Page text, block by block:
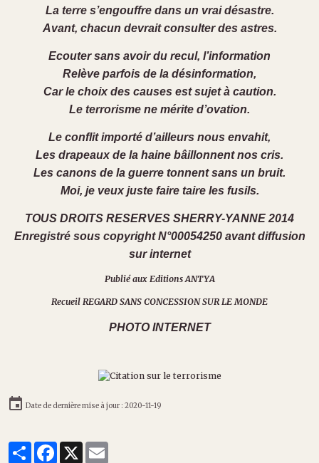
La terre s’engouffre dans un vrai désastre.
Avant, chacun devrait consulter des astres.
Ecouter sans avoir du recul, l’information
Relève parfois de la désinformation,
Car le choix des causes est sujet à caution.
Le terrorisme ne mérite d’ovation.
Le conflit importé d’ailleurs nous envahit,
Les drapeaux de la haine bâillonnent nos cris.
Les canons de la guerre tonnent sans un bruit.
Moi, je veux juste faire taire les fusils.
TOUS DROITS RESERVES SHERRY-YANNE 2014
Enregistré sous copyright N°00054250 avant diffusion
sur internet
Publié aux Editions ANTYA
Recueil REGARD SANS CONCESSION SUR LE MONDE
PHOTO INTERNET
Date de dernière mise à jour : 2020-11-19
PartagerFacebook
X